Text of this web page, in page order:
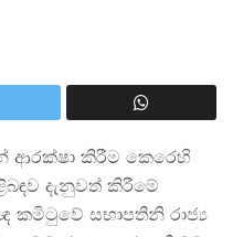
කිරීම කෙරෙහි
දැනුවත් කිරීමේ
කමිටුවේ සභාපතිනි රාජ්‍ය